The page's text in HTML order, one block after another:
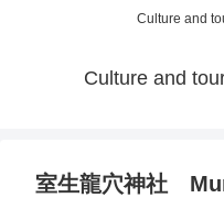
Culture and
Culture and
室生龍穴神社